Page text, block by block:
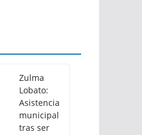
Zulma
Lobato:
Asistencia
municipal
tras ser